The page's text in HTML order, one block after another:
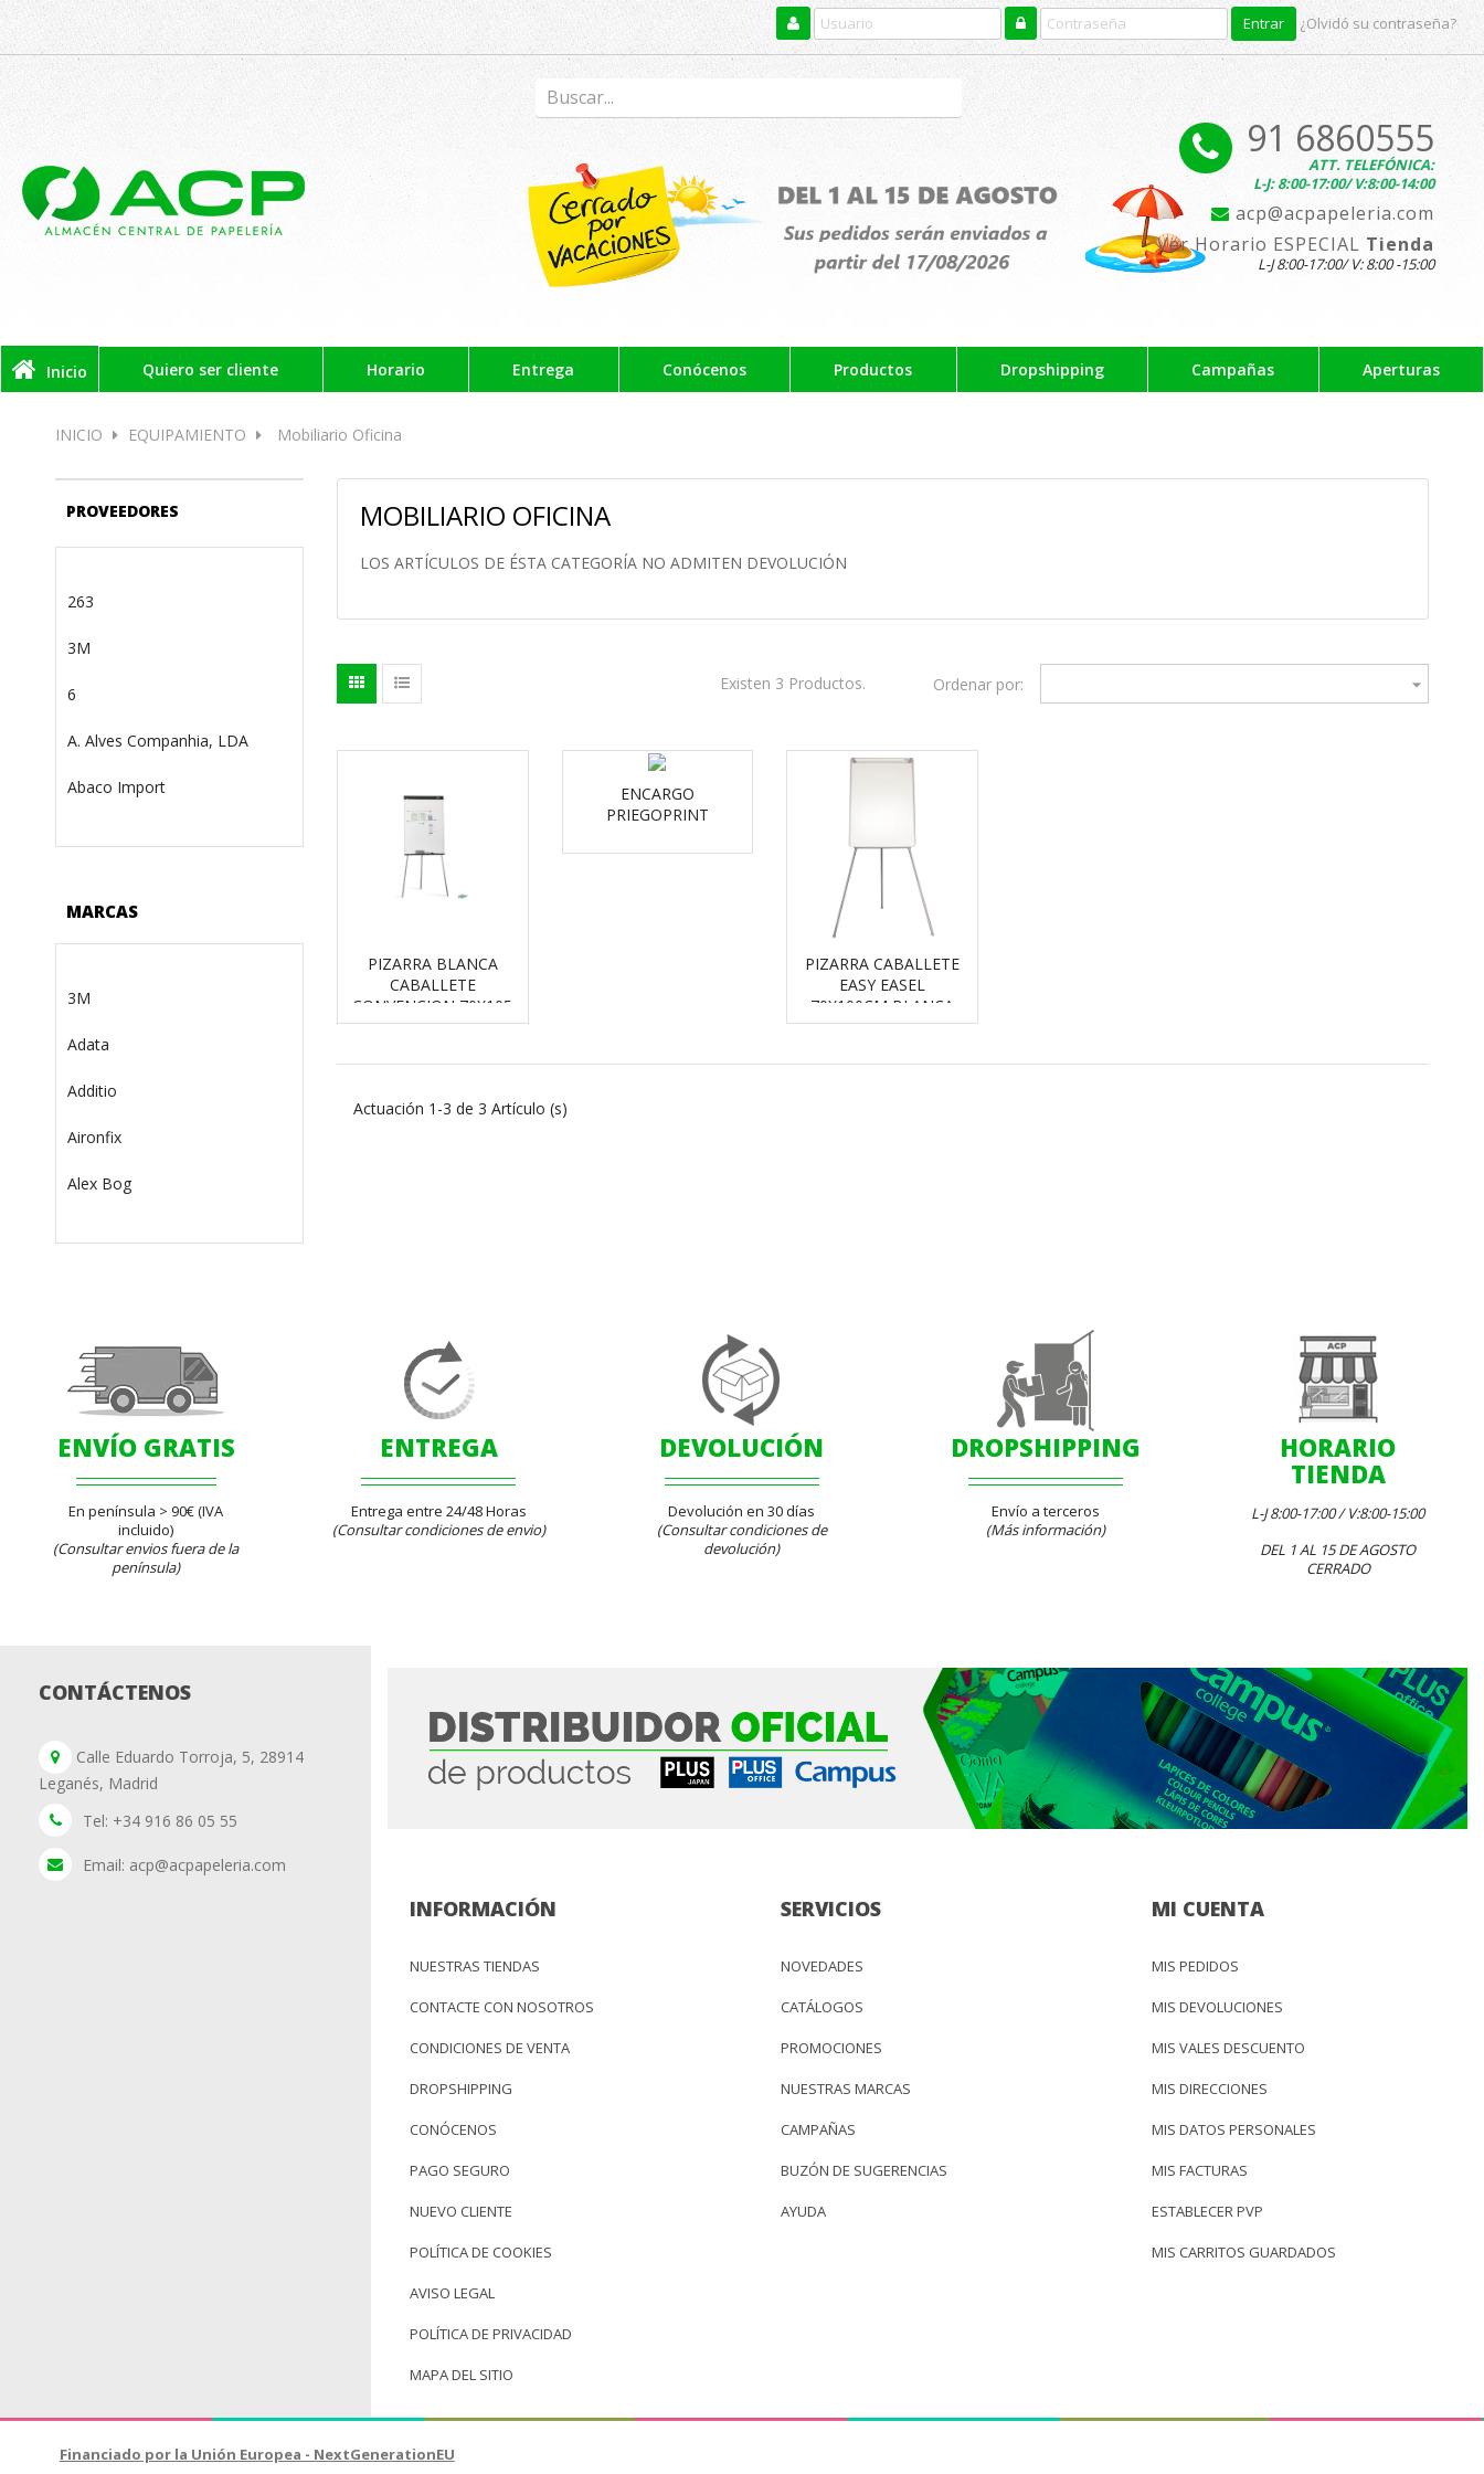
¿Olvidó su contraseña?
91 6860555
ATT. TELEFÓNICA:
L-J: 8:00-17:00/ V:8:00-14:00
acp@acpapeleria.com
Ver Horario ESPECIAL Tienda
L-J 8:00-17:00/ V: 8:00 -15:00
Inicio Quiero ser cliente Horario Entrega Conócenos Productos Dropshipping Campañas Aperturas
INICIO EQUIPAMIENTO Mobiliario Oficina
PROVEEDORES
263
3M
6
A. Alves Companhia, LDA
Abaco Import
MARCAS
3M
Adata
Additio
Aironfix
Alex Bog
MOBILIARIO OFICINA
LOS ARTÍCULOS DE ÉSTA CATEGORÍA NO ADMITEN DEVOLUCIÓN
Existen 3 Productos. Ordenar por: 
PIZARRA BLANCA
CABALLETE
CONVENCION 70X105
ENCARGO
PRIEGOPRINT
PIZARRA CABALLETE
EASY EASEL
70X100CM BLANCA
Actuación 1-3 de 3 Artículo (s)
ENVÍO GRATIS
En península > 90€ (IVA
incluido)
(Consultar envios fuera de la
península)
ENTREGA
Entrega entre 24/48 Horas
(Consultar condiciones de envio)
DEVOLUCIÓN
Devolución en 30 días
(Consultar condiciones de
devolución)
DROPSHIPPING
Envío a terceros
(Más información)
HORARIO
TIENDA
L-J 8:00-17:00 / V:8:00-15:00
DEL 1 AL 15 DE AGOSTO
CERRADO
CONTÁCTENOS
Calle Eduardo Torroja, 5, 28914
Leganés, Madrid
Tel: +34 916 86 05 55
Email: acp@acpapeleria.com
INFORMACIÓN
NUESTRAS TIENDAS
CONTACTE CON NOSOTROS
CONDICIONES DE VENTA
DROPSHIPPING
CONÓCENOS
PAGO SEGURO
NUEVO CLIENTE
POLÍTICA DE COOKIES
AVISO LEGAL
POLÍTICA DE PRIVACIDAD
MAPA DEL SITIO
SERVICIOS
NOVEDADES
CATÁLOGOS
PROMOCIONES
NUESTRAS MARCAS
CAMPAÑAS
BUZÓN DE SUGERENCIAS
AYUDA
MI CUENTA
MIS PEDIDOS
MIS DEVOLUCIONES
MIS VALES DESCUENTO
MIS DIRECCIONES
MIS DATOS PERSONALES
MIS FACTURAS
ESTABLECER PVP
MIS CARRITOS GUARDADOS
Financiado por la Unión Europea - NextGenerationEU